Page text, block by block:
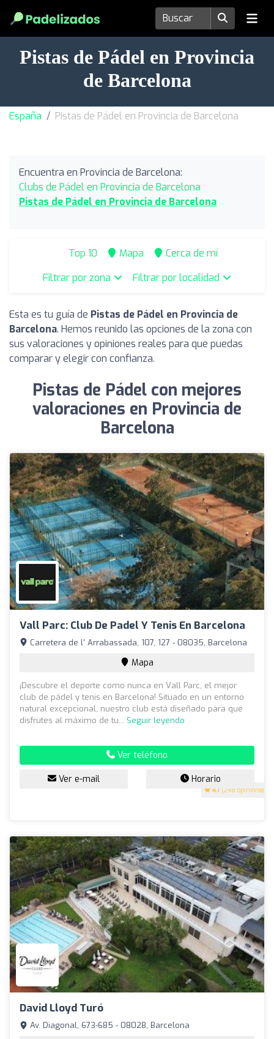
Pistas de Pádel en Provincia
de Barcelona
España Pistas de Pádel en Provincia de Barcelona
Encuentra en Provincia de Barcelona:
Clubs de Pádel en Provincia de Barcelona
Pistas de Pádel en Provincia de Barcelona
Top 10 Mapa
Cerca de mí
Filtrar por zona
Filtrar por localidad
Esta es tu guía de Pistas de Pádel en Provincia de
Barcelona. Hemos reunido las opciones de la zona con
sus valoraciones y opiniones reales para que puedas
comparar y elegir con confianza.
Pistas de Pádel con mejores
valoraciones en Provincia de
Barcelona
Vall Parc: Club De Padel Y Tenis En Barcelona
4.1 (248 opiniones)
Carretera de l' Arrabassada, 107, 127 - 08035, Barcelona
Mapa
¡Descubre el deporte como nunca en Vall Parc, el mejor
club de pádel y tenis en Barcelona! Situado en un entorno
natural excepcional, nuestro club está diseñado para que
disfrutes al máximo de tu... Seguir leyendo
Ver teléfono
Ver e-mail Horario
David Lloyd Turó
Av. Diagonal, 673-685 - 08028, Barcelona